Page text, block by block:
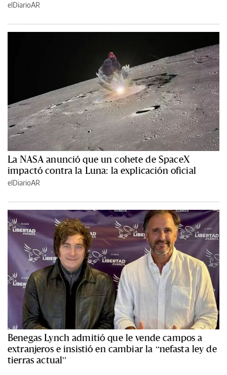
elDiarioAR
La NASA anunció que un cohete de SpaceX
impactó contra la Luna: la explicación oficial
elDiarioAR
Benegas Lynch admitió que le vende campos a
extranjeros e insistió en cambiar la “nefasta ley de
tierras actual”